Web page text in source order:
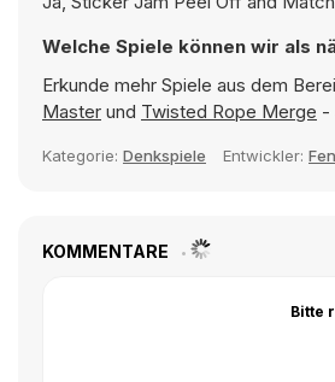
Welche Spiele können wir als
Erkunde mehr Spiele aus dem
Master und Twisted Rope Merge -
Kategorie: Denkspiele Entwickler:
KOMMENTARE
Bitte